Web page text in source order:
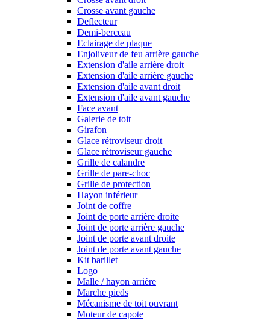
Crosse avant gauche
Deflecteur
Demi-berceau
Eclairage de plaque
Enjoliveur de feu arrière gauche
Extension d'aile arrière droit
Extension d'aile arrière gauche
Extension d'aile avant droit
Extension d'aile avant gauche
Face avant
Galerie de toit
Girafon
Glace rétroviseur droit
Glace rétroviseur gauche
Grille de calandre
Grille de pare-choc
Grille de protection
Hayon inférieur
Joint de coffre
Joint de porte arrière droite
Joint de porte arrière gauche
Joint de porte avant droite
Joint de porte avant gauche
Kit barillet
Logo
Malle / hayon arrière
Marche pieds
Mécanisme de toit ouvrant
Moteur de capote